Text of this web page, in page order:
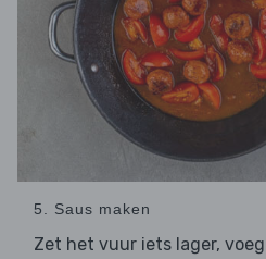
5. Saus maken
Zet het vuur iets lager,